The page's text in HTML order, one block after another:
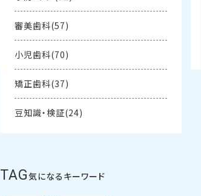
審美歯科(57)
小児歯科(70)
矯正歯科(37)
豆知識・検証(24)
TAG気になるキーワード